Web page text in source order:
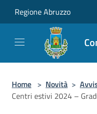
Regione Abruzzo
Home > Novità >
Centri estivi 2024 –